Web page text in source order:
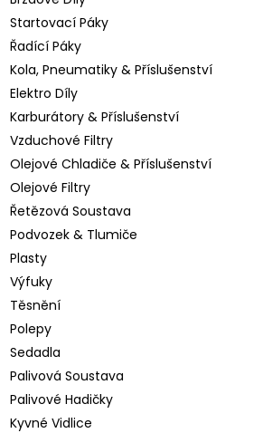
Startovací Páky
Řadící Páky
Kola, Pneumatiky & Příslušenství
Elektro Díly
Karburátory & Příslušenství
Vzduchové Filtry
Olejové Chladiče & Příslušenství
Olejové Filtry
Řetězová Soustava
Podvozek & Tlumiče
Plasty
Výfuky
Těsnění
Polepy
Sedadla
Palivová Soustava
Palivové Hadičky
Kyvné Vidlice
KOLA 6202 2RS STOMP,
,WPB